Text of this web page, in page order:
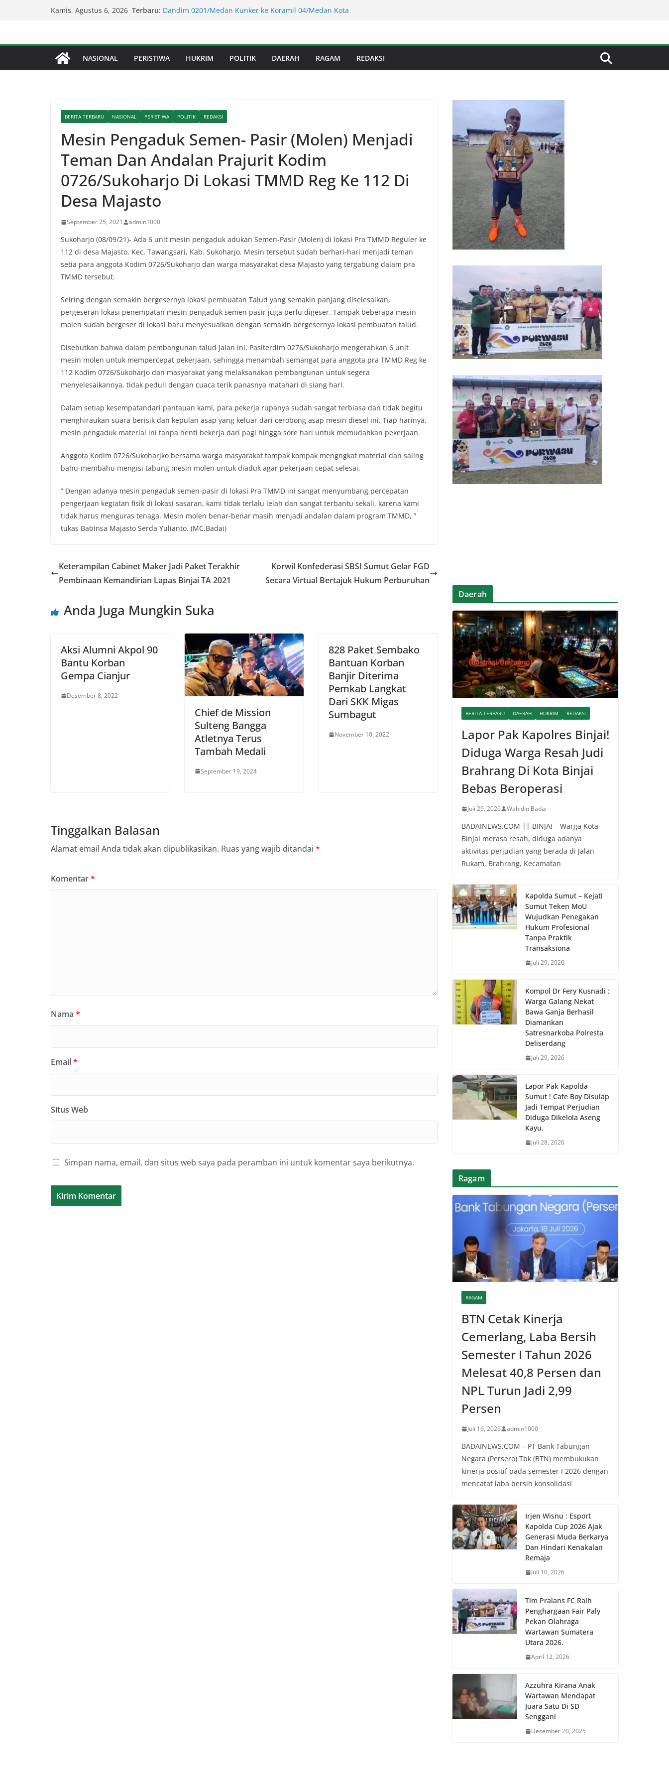
Kamis, Agustus 6, 2026 Terbaru: Perjudian Diduga Dikelola Aseng Kayu.
Kapolda Sumut – Kejati Sumut Teken MoU Wujudkan
Penegakan Hukum Profesional Tanpa Praktik Transaksiona
NASIONAL PERISTIWA HUKRIM POLITIK DAERAH RAGAM REDAKSI
BERITA TERBARU NASIONAL PERISTIWA POLITIK REDAKSI
Mesin Pengaduk Semen- Pasir (Molen) Menjadi
Teman Dan Andalan Prajurit Kodim
0726/Sukoharjo Di Lokasi TMMD Reg Ke 112 Di
Desa Majasto
September 25, 2021 admin1000
Sukoharjo (08/09/21)- Ada 6 unit mesin pengaduk adukan Semen-Pasir (Molen) di lokasi Pra TMMD Reguler ke
112 di desa Majasto, Kec. Tawangsari, Kab. Sukoharjo. Mesin tersebut sudah berhari-hari menjadi teman
setia para anggota Kodim 0726/Sukoharjo dan warga masyarakat desa Majasto yang tergabung dalam pra
TMMD tersebut.
Seiring dengan semakin bergesernya lokasi pembuatan Talud yang semakin panjang diselesaikan,
pergeseran lokasi penempatan mesin pengaduk semen pasir juga perlu digeser. Tampak beberapa mesin
molen sudah bergeser di lokasi baru menyesuaikan dengan semakin bergesernya lokasi pembuatan talud.
Disebutkan bahwa dalam pembangunan talud jalan ini, Pasiterdim 0276/Sukoharjo mengerahkan 6 unit
mesin molen untuk mempercepat pekerjaan, sehingga menambah semangat para anggota pra TMMD Reg ke
112 Kodim 0726/Sukoharjo dan masyarakat yang melaksanakan pembangunan untuk segera
menyelesaikannya, tidak peduli dengan cuaca terik panasnya matahari di siang hari.
Dalam setiap kesempatandari pantauan kami, para pekerja rupanya sudah sangat terbiasa dan tidak begitu
menghiraukan suara berisik dan kepulan asap yang keluar dari cerobong asap mesin diesel ini. Tiap harinya,
mesin pengaduk material ini tanpa henti bekerja dari pagi hingga sore hari untuk memudahkan pekerjaan.
Anggota Kodim 0726/Sukoharjko bersama warga masyarakat tampak kompak mengngkat material dan saling
bahu-membahu mengisi tabung mesin molen untuk diaduk agar pekerjaan cepat selesai.
” Dengan adanya mesin pengaduk semen-pasir di lokasi Pra TMMD ini sangat menyumbang percepatan
pengerjaan kegiatan fisik di lokasi sasaran, kami tidak terlalu lelah dan sangat terbantu sekali, karena kami
tidak harus menguras tenaga. Mesin molen benar-benar masih menjadi andalan dalam program TMMD, ”
tukas Babinsa Majasto Serda Yulianto. (MC.Badai)
Keterampilan Cabinet Maker Jadi Paket Terakhir
Pembinaan Kemandirian Lapas Binjai TA 2021
Korwil Konfederasi SBSI Sumut Gelar FGD
Secara Virtual Bertajuk Hukum Perburuhan
Anda Juga Mungkin Suka
Aksi Alumni Akpol 90
Bantu Korban
Gempa Cianjur
Desember 8, 2022
Chief de Mission
Sulteng Bangga
Atletnya Terus
Tambah Medali
September 19, 2024
828 Paket Sembako
Bantuan Korban
Banjir Diterima
Pemkab Langkat
Dari SKK Migas
Sumbagut
November 10, 2022
Tinggalkan Balasan
Alamat email Anda tidak akan dipublikasikan. Ruas yang wajib ditandai *
Komentar*
Nama *
Email*
Situs Web
Simpan nama, email, dan situs web saya pada peramban ini untuk komentar saya berikutnya.
Daerah
BERITA TERBARU DAERAH HUKRIM REDAKSI
Lapor Pak Kapolres Binjai!
Diduga Warga Resah Judi
Brahrang Di Kota Binjai
Bebas Beroperasi
Juli 29, 2026 Wahidin Badai
BADAINEWS.COM || BINJAI – Warga Kota
Binjai merasa resah, diduga adanya
aktivitas perjudian yang berada di Jalan
Rukam, Brahrang, Kecamatan
Kapolda Sumut – Kejati
Sumut Teken MoU
Wujudkan Penegakan
Hukum Profesional
Tanpa Praktik
Transaksiona
Juli 29, 2026
Kompol Dr Fery Kusnadi :
Warga Galang Nekat
Bawa Ganja Berhasil
Diamankan
Satresnarkoba Polresta
Deliserdang
Juli 29, 2026
Lapor Pak Kapolda
Sumut ! Cafe Boy Disulap
Jadi Tempat Perjudian
Diduga Dikelola Aseng
Kayu.
Juli 28, 2026
Ragam
RAGAM
BTN Cetak Kinerja
Cemerlang, Laba Bersih
Semester I Tahun 2026
Melesat 40,8 Persen dan
NPL Turun Jadi 2,99
Persen
Juli 16, 2026 admin1000
BADAINEWS.COM – PT Bank Tabungan
Negara (Persero) Tbk (BTN) membukukan
kinerja positif pada semester I 2026 dengan
mencatat laba bersih konsolidasi
Irjen Wisnu : Esport
Kapolda Cup 2026 Ajak
Generasi Muda Berkarya
Dan Hindari Kenakalan
Remaja
Juli 10, 2026
Tim Pralans FC Raih
Penghargaan Fair Paly
Pekan Olahraga
Wartawan Sumatera
Utara 2026.
April 12, 2026
Azzuhra Kirana Anak
Wartawan Mendapat
Juara Satu Di SD
Senggani
Desember 20, 2025